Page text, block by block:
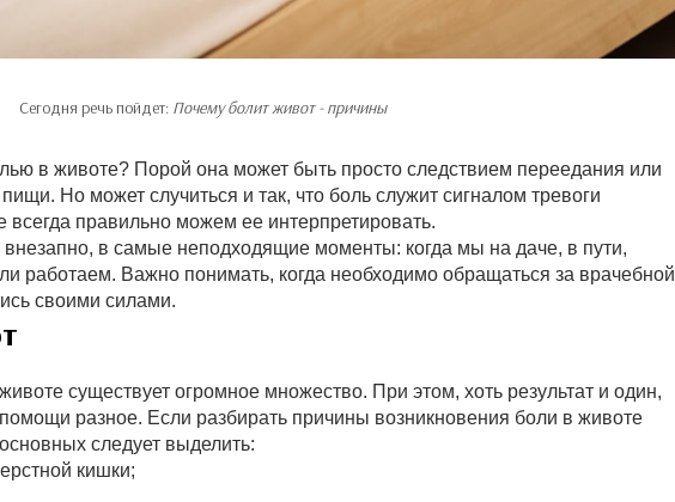
Сегодня речь пойдет: Почему болит живот - причины
в животе? Порой она может быть просто следствием переедания или
Но может случиться и так, что боль служит сигналом тревоги
правильно можем ее интерпретировать.
внезапно, в самые неподходящие моменты: когда мы на даче, в пути,
работаем. Важно понимать, когда необходимо обращаться за врачебной
своими силами.
существует огромное множество. При этом, хоть результат и один,
разное. Если разбирать причины возникновения боли в животе
следует выделить:
кишки;